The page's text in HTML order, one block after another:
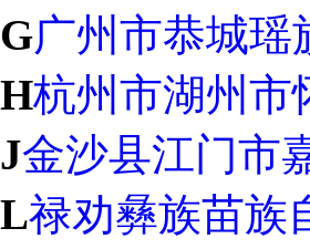
G广州市恭城瑶
H杭州市湖州市
J金沙县江门市
L禄劝彝族苗族